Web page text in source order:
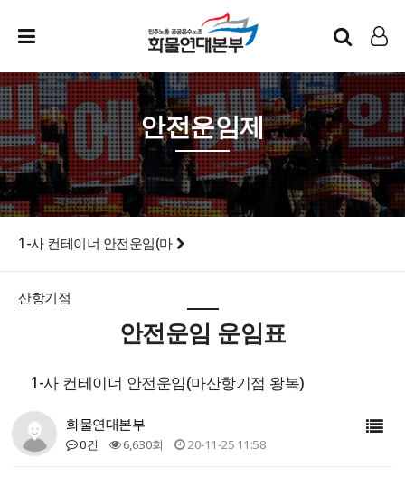
인트라넷
LOG IN
안전운임제
1-사 컨테이너 안전운임(마
산항기점
안전운임 운임표
1-사 컨테이너 안전운임(마산항기점 왕복)
화물연대본부
0건 6,630회 20-11-25 11:58